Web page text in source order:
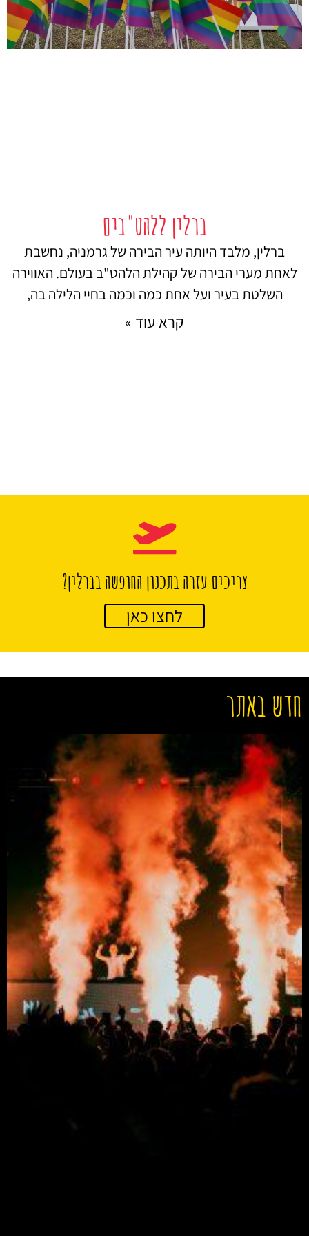
ברלין ללהט"בים
ברלין, מלבד היותה עיר הבירה של גרמניה, נחשבת
לאחת מערי הבירה של קהילת הלהט"ב בעולם. האווירה
השלטת בעיר ועל אחת כמה וכמה בחיי הלילה בה,
קרא עוד »
צריכים עזרה בתכנון החופשה בברלין?
לחצו כאן
חדש באתר